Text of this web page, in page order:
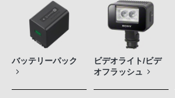
バッテリーパック
ビデオライト/ビデ
オフラッシュ